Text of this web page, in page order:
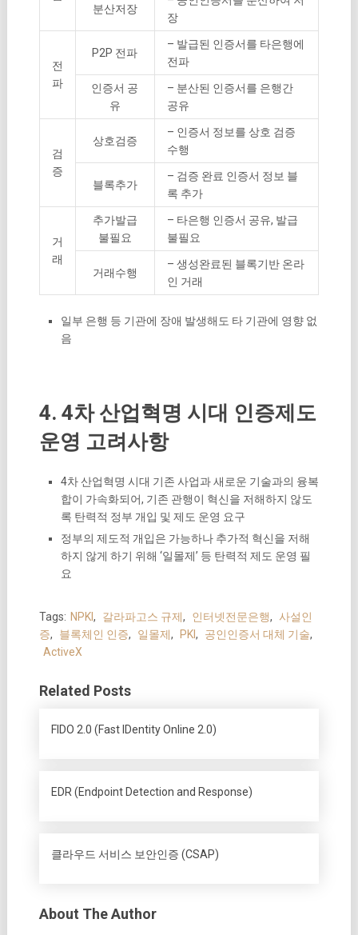
분산저장
장
전
파
P2P 전파
– 발급된 인증서를 타은행에
전파
인증서 공
유
– 분산된 인증서를 은행간
공유
검
증
상호검증
– 인증서 정보를 상호 검증
수행
블록추가
– 검증 완료 인증서 정보 블
록 추가
거
래
추가발급
불필요
– 타은행 인증서 공유, 발급
불필요
거래수행
– 생성완료된 블록기반 온라
인 거래
일부 은행 등 기관에 장애 발생해도 타 기관에 영향 없
음
4. 4차 산업혁명 시대 인증제도
운영 고려사항
4차 산업혁명 시대 기존 사업과 새로운 기술과의 융복
합이 가속화되어, 기존 관행이 혁신을 저해하지 않도
록 탄력적 정부 개입 및 제도 운영 요구
정부의 제도적 개입은 가능하나 추가적 혁신을 저해
하지 않게 하기 위해 ‘일몰제’ 등 탄력적 제도 운영 필
요
Tags: NPKI, 갈라파고스 규제, 인터넷전문은행, 사설인
증, 블록체인 인증, 일몰제, PKI, 공인인증서 대체 기술,
ActiveX
Related Posts
FIDO 2.0 (Fast IDentity Online 2.0)
EDR (Endpoint Detection and Response)
클라우드 서비스 보안인증 (CSAP)
About The Author